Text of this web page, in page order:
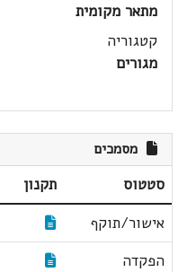
מתאר מקומית
קטגוריה
מגורים
מסמכים
סטטוס תקנון
אישור/תוקף
הפקדה